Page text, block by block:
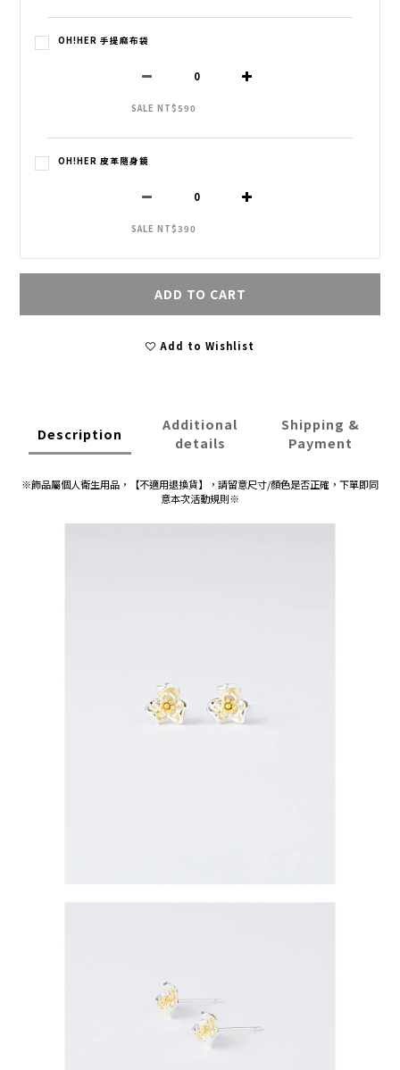
OH!HER 手提麻布袋
SALE NT$590
OH!HER 皮革隨身鏡
SALE NT$390
ADD TO CART
Add to Wishlist
Description
Additional
details
Shipping &
Payment
※飾品屬個人衛生用品，
【不適用退換貨】，請留意尺寸/顏色是否正確，下單即同
意本次活動規則※